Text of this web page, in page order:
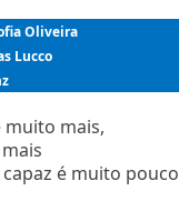
Oliveira
Lucco
muito mais,
é muito pouco